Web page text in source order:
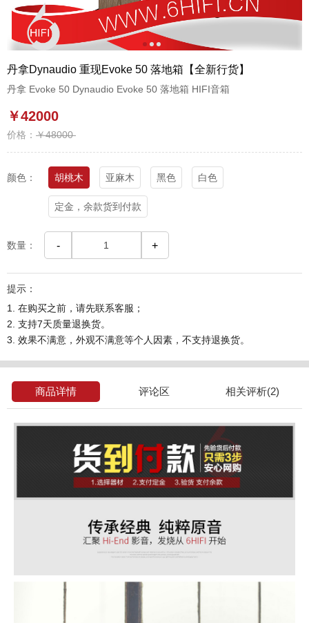
1 23
丹拿Dynaudio 重现Evoke 50 落地箱【全新行货】
丹拿 Evoke 50 Dynaudio Evoke 50 落地箱 HIFI音箱
￥42000
价格： ￥48000
颜色： 胡桃木 亚麻木 黑色 白色
定金，余款货到付款
数量： - +
提示：
1. 在购买之前，请先联系客服；
2. 支持7天质量退换货。
3. 效果不满意，外观不满意等个人因素，不支持退换货。
商品详情 评论区 相关评析(2)